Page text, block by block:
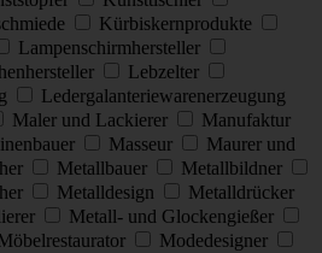
Kürbiskernprodukte
Lampenschirmhersteller
Lebzelter
Ledergalanteriewarenerzeugung
Maler und Lackierer
Manufaktur
Masseur
Maurer und
Metallbauer
Metallbildner
Metalldesign
Metalldrücker
Metall- und Glockengießer
Modedesigner